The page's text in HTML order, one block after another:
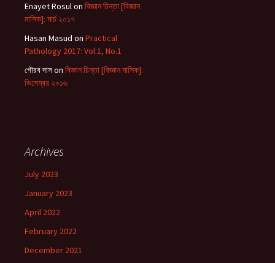
Enayet Rosulon বিজ্ঞান চিন্তা [বিজ্ঞান
মাসিক]: মার্চ ২০১৭
Hasan Masud on Practical
Pathology 2017: Vol.1, No.1
গৌরব দাসon বিজ্ঞান চিন্তা [বিজ্ঞান মাসিক]:
ডিসেম্বর ২০১৬
Archives
July 2023
January 2023
April 2022
February 2022
December 2021